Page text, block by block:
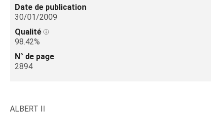
Date de publication
30/01/2009
Qualité
98.42%
N° de page
2894
ALBERT II